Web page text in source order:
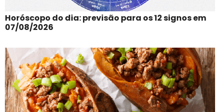
Horóscopo do dia: previsão para os 12 signos em
07/08/2026